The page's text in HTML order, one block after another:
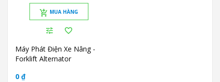
MUA HÀNG
Máy Phát Điện Xe Nâng -
Forklift Alternator
0 ₫